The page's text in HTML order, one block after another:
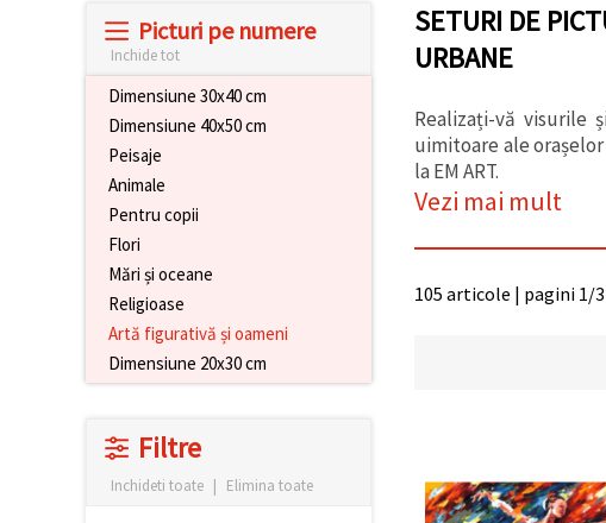
funcționarea
dumneavoastră,
Picturi pe numere
Inchide tot
Dimensiune 30x40 cm
Dimensiune 40x50 cm
Peisaje
Animale
Pentru copii
Flori
Mări și oceane
Religioase
Artă figurativă și oameni
Dimensiune 20x30 cm
Filtre
Inchideti toate | Elimina toate
SETURI DE
URBANE
Realizați-vă visurile
uimitoare ale
la EM ART.
Vezi mai mult
105 articole | pagini 1/3